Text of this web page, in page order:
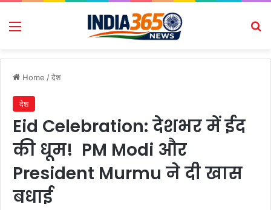
Menu
Home /देश
देश
Eid Celebration: देशभर में ईद
की धूम! PM Modi और
President Murmu ने दी खास
बधाई